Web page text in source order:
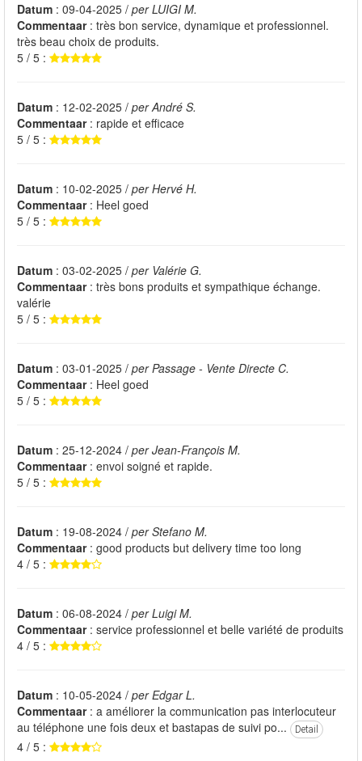
Datum : 09-04-2025 / per LUIGI M.
Commentaar: très bon service, dynamique et professionnel.
très beau choix de produits.
5 / 5 :
Datum : 12-02-2025 / per André S.
Commentaar: rapide et efficace
5 / 5 :
Datum : 10-02-2025 / per Hervé H.
Commentaar: Heel goed
5 / 5 :
Datum : 03-02-2025 / per Valérie G.
Commentaar: très bons produits et sympathique échange.
valérie
5 / 5 :
Datum : 03-01-2025 / per Passage - Vente Directe C.
Commentaar: Heel goed
5 / 5 :
Datum : 25-12-2024 / per Jean-François M.
Commentaar: envoi soigné et rapide.
5 / 5 :
Datum : 19-08-2024 / per Stefano M.
Commentaar: good products but delivery time too long
4 / 5 :
Datum : 06-08-2024 / per Luigi M.
Commentaar: service professionnel et belle variété de produits
4 / 5 :
Datum : 10-05-2024 / per Edgar L.
Commentaar: a améliorer la communication pas interlocuteur
au téléphone une fois deux et bastapas de suivi po...
Detail
4 / 5 :